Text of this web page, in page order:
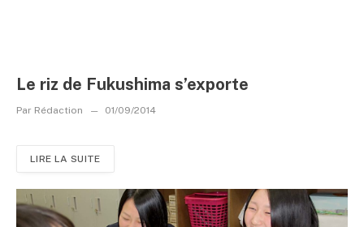
Le riz de Fukushima s’exporte
Par Rédaction 01/09/2014
LIRE LA SUITE